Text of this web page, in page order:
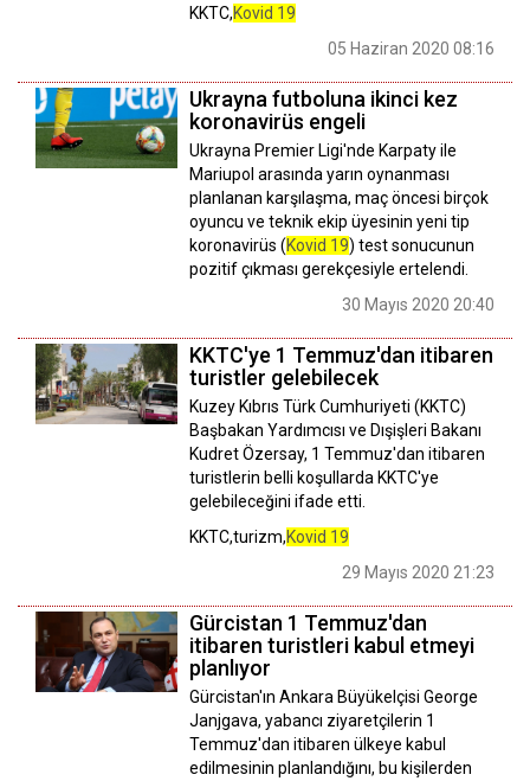
KKTC,Kovid 19
05 Haziran 2020 08:16
Ukrayna futboluna ikinci kez
koronavirüs engeli
Ukrayna Premier Ligi'nde Karpaty ile
Mariupol arasında yarın oynanması
planlanan karşılaşma, maç öncesi birçok
oyuncu ve teknik ekip üyesinin yeni tip
koronavirüs (Kovid 19) test sonucunun
pozitif çıkması gerekçesiyle ertelendi.
30 Mayıs 2020 20:40
KKTC'ye 1 Temmuz'dan itibaren
turistler gelebilecek
Kuzey Kıbrıs Türk Cumhuriyeti (KKTC)
Başbakan Yardımcısı ve Dışişleri Bakanı
Kudret Özersay, 1 Temmuz'dan itibaren
turistlerin belli koşullarda KKTC'ye
gelebileceğini ifade etti.
KKTC,turizm,Kovid 19
29 Mayıs 2020 21:23
Gürcistan 1 Temmuz'dan
itibaren turistleri kabul etmeyi
planlıyor
Gürcistan'ın Ankara Büyükelçisi George
Janjgava, yabancı ziyaretçilerin 1
Temmuz'dan itibaren ülkeye kabul
edilmesinin planlandığını, bu kişilerden